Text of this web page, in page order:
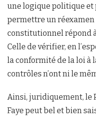
une logique politique et
permettre un réexamen
constitutionnel répond
Celle de vérifier, en
la conformité de la loi à
contrôles n’ont ni le
Ainsi, juridiquement, le
Faye peut bel et bien